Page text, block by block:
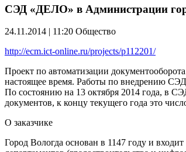
СЭД «ДЕЛО» в Администрации
24.11.2014 | 11:20 Общество
http://ecm.ict-online.ru/projects/p112201/
Проект по автоматизации
настоящее время. Работы по внедрению
По состоянию на 13 октября 2014 года, в
документов, к концу текущего года это
О заказчике
Город Вологда основан в 1147 году и